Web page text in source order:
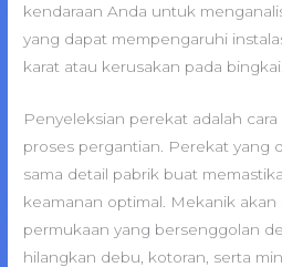
kendaraan Anda untuk
yang dapat mempengaruhi
karat atau kerusakan pada bingkai.
Penyeleksian perekat adalah
proses pergantian. Perekat yang
sama detail pabrik buat
keamanan optimal. Mekanik
permukaan yang bersenggolan
hilangkan debu, kotoran, serta